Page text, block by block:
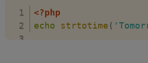
<?php
echo
strtotime (